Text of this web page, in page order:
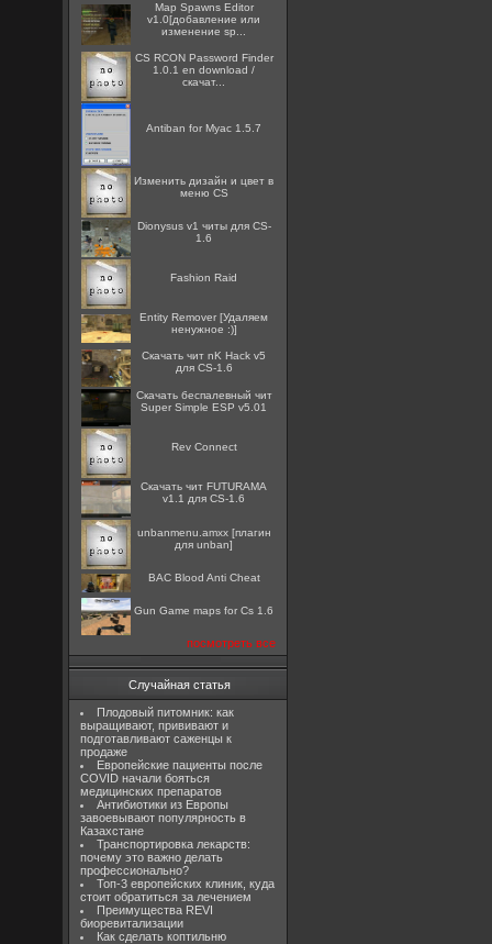
Map Spawns Editor
v1.0[добавление или
изменение sp...
CS RCON Password Finder
1.0.1 en download /
скачат...
Antiban for Myac 1.5.7
Изменить дизайн и цвет в
меню CS
Dionysus v1 читы для CS-
1.6
Fashion Raid
Entity Remover [Удаляем
ненужное :)]
Скачать чит nK Hack v5
для CS-1.6
Скачать беспалевный чит
Super Simple ESP v5.01
Rev Connect
Скачать чит FUTURAMA
v1.1 для CS-1.6
unbanmenu.amxx [плагин
для unban]
BAC Blood Anti Cheat
Gun Game maps for Cs 1.6
посмотреть все
Случайная статья
Плодовый питомник: как
выращивают, прививают и
подготавливают саженцы к
продаже
Европейские пациенты после
COVID начали бояться
медицинских препаратов
Антибиотики из Европы
завоевывают популярность в
Казахстане
Транспортировка лекарств:
почему это важно делать
профессионально?
Топ-3 европейских клиник, куда
стоит обратиться за лечением
Преимущества REVI
биоревитализации
Как сделать коптильню